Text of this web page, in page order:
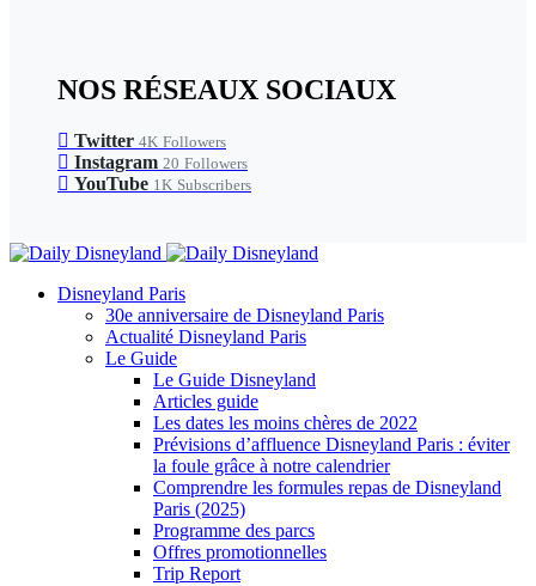
NOS RÉSEAUX SOCIAUX
Twitter 4K Followers
Instagram 20 Followers
YouTube 1K Subscribers
Disneyland Paris
30e anniversaire de Disneyland Paris
Actualité Disneyland Paris
Le Guide
Le Guide Disneyland
Articles guide
Les dates les moins chères de 2022
Prévisions d’affluence Disneyland Paris : éviter
la foule grâce à notre calendrier
Comprendre les formules repas de Disneyland
Paris (2025)
Programme des parcs
Offres promotionnelles
Trip Report